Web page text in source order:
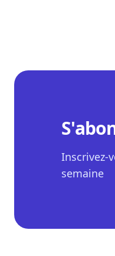
Inscrivez-
semaine